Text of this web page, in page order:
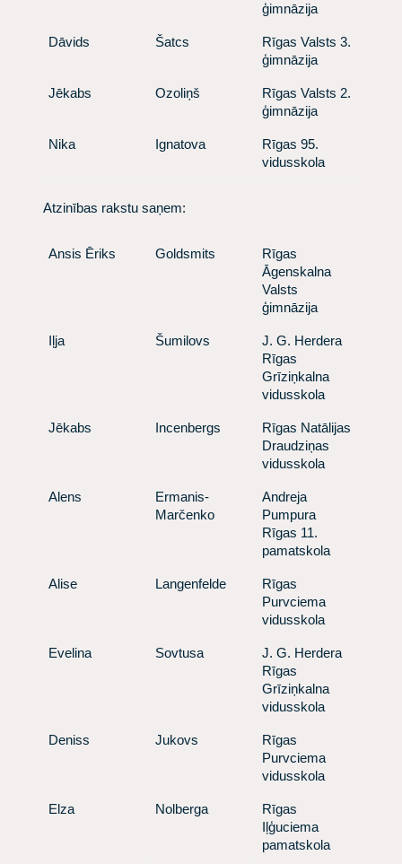
ģimnāzija
​ Dāvids ​ Šatcs
​ Rīgas Valsts 3.
ģimnāzija
​ Jēkabs ​ Ozoliņš
​ Rīgas Valsts 2.
ģimnāzija
​ Nika ​ Ignatova
​ Rīgas 95.
vidusskola
​ Atzinības rakstu saņem:
​ Ansis Ēriks ​ Goldsmits
​ Rīgas
Āgenskalna
Valsts
ģimnāzija
​ Iļja ​ Šumilovs
​ J. G. Herdera
Rīgas
Grīziņkalna
vidusskola
​ Jēkabs ​ Incenbergs
​ Rīgas Natālijas
Draudziņas
vidusskola
​ Alens
​ Ermanis-
Marčenko
​ Andreja
Pumpura
Rīgas 11.
pamatskola
​ Alise ​ Langenfelde
​ Rīgas
Purvciema
vidusskola
​ Evelina ​ Sovtusa
​ J. G. Herdera
Rīgas
Grīziņkalna
vidusskola
​ Deniss ​ Jukovs
​ Rīgas
Purvciema
vidusskola
​ Elza ​ Nolberga
​ Rīgas
Iļģuciema
pamatskola